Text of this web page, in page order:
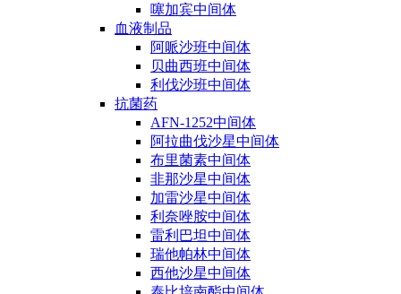
噻加宾中间体
血液制品
阿哌沙班中间体
贝曲西班中间体
利伐沙班中间体
抗菌药
AFN-1252中间体
阿拉曲伐沙星中间体
布里菌素中间体
非那沙星中间体
加雷沙星中间体
利奈唑胺中间体
雷利巴坦中间体
瑞他帕林中间体
西他沙星中间体